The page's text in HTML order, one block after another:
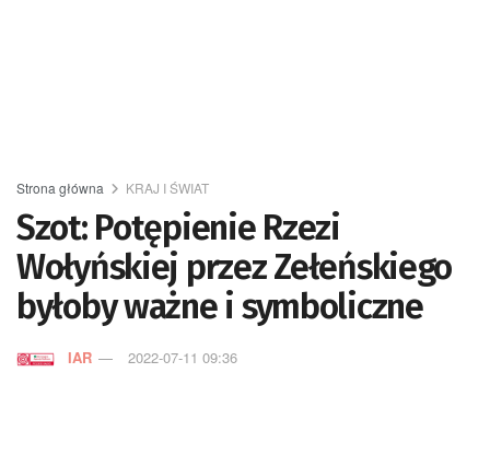
Strona główna KRAJ I ŚWIAT
Szot: Potępienie Rzezi
Wołyńskiej przez Zełeńskiego
byłoby ważne i symboliczne
IAR 2022-07-11 09:36